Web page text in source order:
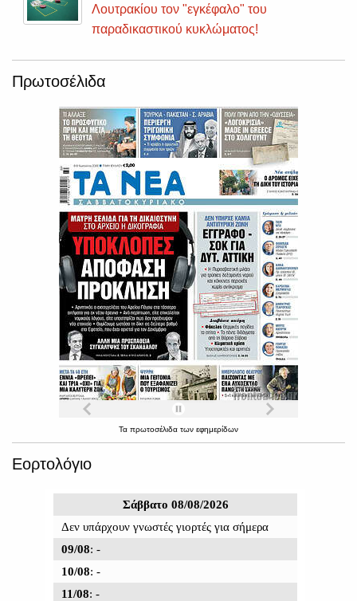
Λουτρακίου τον "εγκέφαλο" του
παραδικαστικού κυκλώματος!
Πρωτοσέλιδα
Τα πρωτοσέλιδα των εφημερίδων
Εορτολόγιο